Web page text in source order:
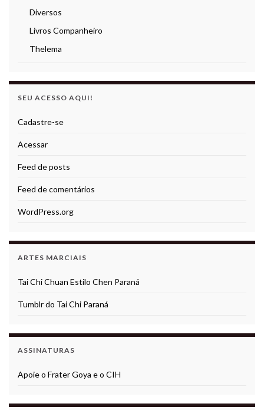
Diversos
Livros Companheiro
Thelema
SEU ACESSO AQUI!
Cadastre-se
Acessar
Feed de posts
Feed de comentários
WordPress.org
ARTES MARCIAIS
Tai Chi Chuan Estilo Chen Paraná
Tumblr do Tai Chi Paraná
ASSINATURAS
Apoie o Frater Goya e o CIH